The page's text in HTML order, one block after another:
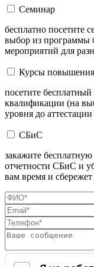
Семинар
бесплатно посетите
выбор из программы
мероприятий для
Курсы
посетите
квалификации (на
уровня до
СБиС
закажите
отчетности СБиС и
вам время и